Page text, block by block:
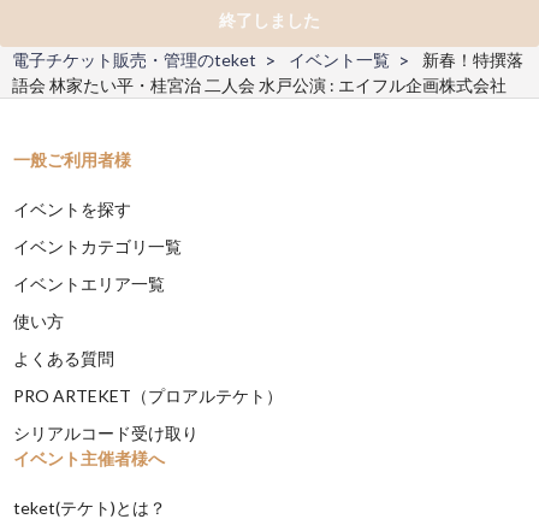
終了しました
電子チケット販売・管理のteket イベント一覧
新春！特撰落
語会 林家たい平・桂宮治 二人会 水戸公演 : エイフル企画株式会社
一般ご利用者様
イベントを探す
イベントカテゴリ一覧
イベントエリア一覧
使い方
よくある質問
PRO ARTEKET（プロアルテケト）
シリアルコード受け取り
イベント主催者様へ
teket(テケト)とは？